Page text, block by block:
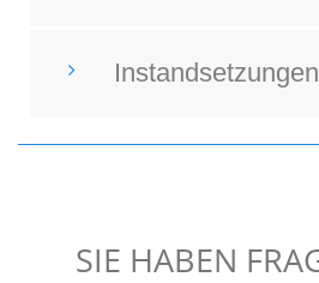
Instandsetzungen
SIE HABEN